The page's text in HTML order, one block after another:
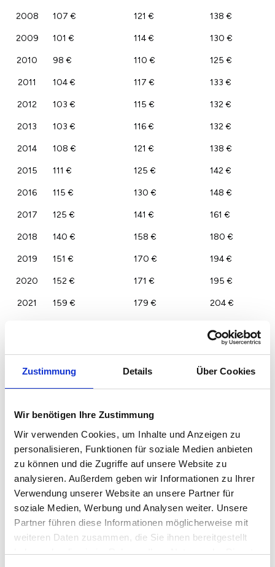
Zustimmung Details Über Cookies
Wir benötigen Ihre Zustimmung
Wir verwenden Cookies, um Inhalte und Anzeigen zu
personalisieren, Funktionen für soziale Medien anbieten
zu können und die Zugriffe auf unsere Website zu
analysieren. Außerdem geben wir Informationen zu Ihrer
Verwendung unserer Website an unsere Partner für
soziale Medien, Werbung und Analysen weiter. Unsere
Partner führen diese Informationen möglicherweise mit
weiteren Daten zusammen, die Sie ihnen bereitgestellt
haben oder die sie im Rahmen Ihrer Nutzung der Dienste
2008 107 € 121 € 138 €
2009 101 € 114 € 130 €
2010 98 € 110 € 125 €
2011 104 € 117 € 133 €
2012 103 € 115 € 132 €
2013 103 € 116 € 132 €
2014 108 € 121 € 138 €
2015 111 € 125 € 142 €
2016 115 € 130 € 148 €
2017 125 € 141 € 161 €
2018 140 € 158 € 180 €
2019 151 € 170 € 194 €
2020 152 € 171 € 195 €
2021 159 € 179 € 204 €
205 €